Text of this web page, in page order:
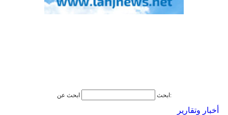
ابحث ابحث عن:
أخبار وتقارير